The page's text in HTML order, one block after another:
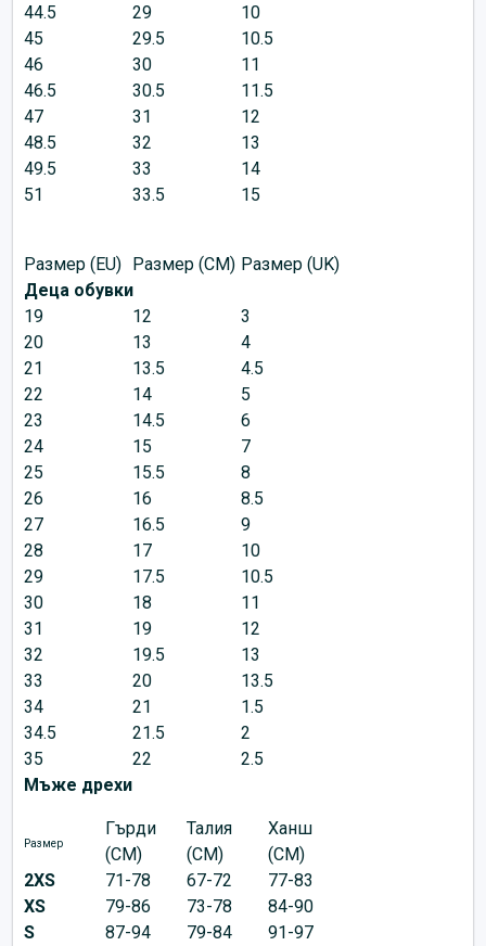
44.5
29
10
45
29.5
10.5
46
30
11
46.5
30.5
11.5
47
31
12
48.5
32
13
49.5
33
14
51
33.5 15
Размер (EU) Размер (CM) Размер (UK)
Деца обувки
19
12
3
20
13
4
21
13.5
4.5
22
14
5
23
14.5
6
24
15
7
25
15.5
8
26
16
8.5
27
16.5
9
28
17
10
29
17.5
10.5
30
18
11
31
19
12
32
19.5
13
33
20
13.5
34
21
1.5
34.5
21.5
2
35
22
2.5
Мъже дрехи
Размер
Гърди
(CM)
Талия
(CM)
Ханш
(CM)
2XS
71-78 67-72
77-83
XS
79-86 73-78
84-90
S
87-94 79-84 91-97